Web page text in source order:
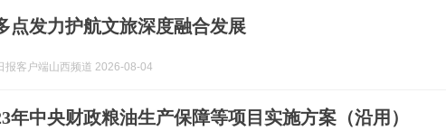
点发力护航文旅深度融合发展
报客户端山西频道 2026-08-04
年中央财政粮油生产保障等项目实施方案（沿用）